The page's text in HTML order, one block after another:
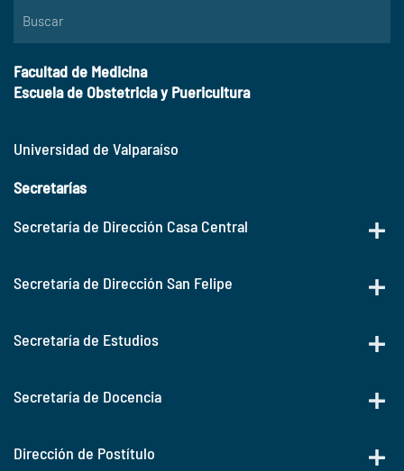
Facultad de Medicina
Escuela de Obstetricia y Puericultura
Universidad de Valparaíso
Secretarías
Secretaría de Dirección Casa Central
Secretaría de Dirección San Felipe
Secretaría de Estudios
Secretaría de Docencia
Dirección de Postítulo